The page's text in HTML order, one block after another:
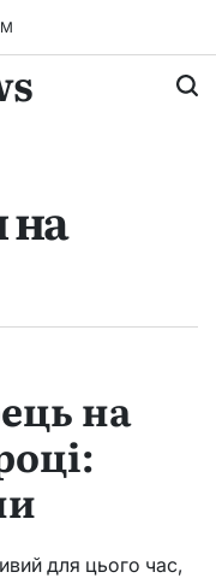
на
на
для цього час,